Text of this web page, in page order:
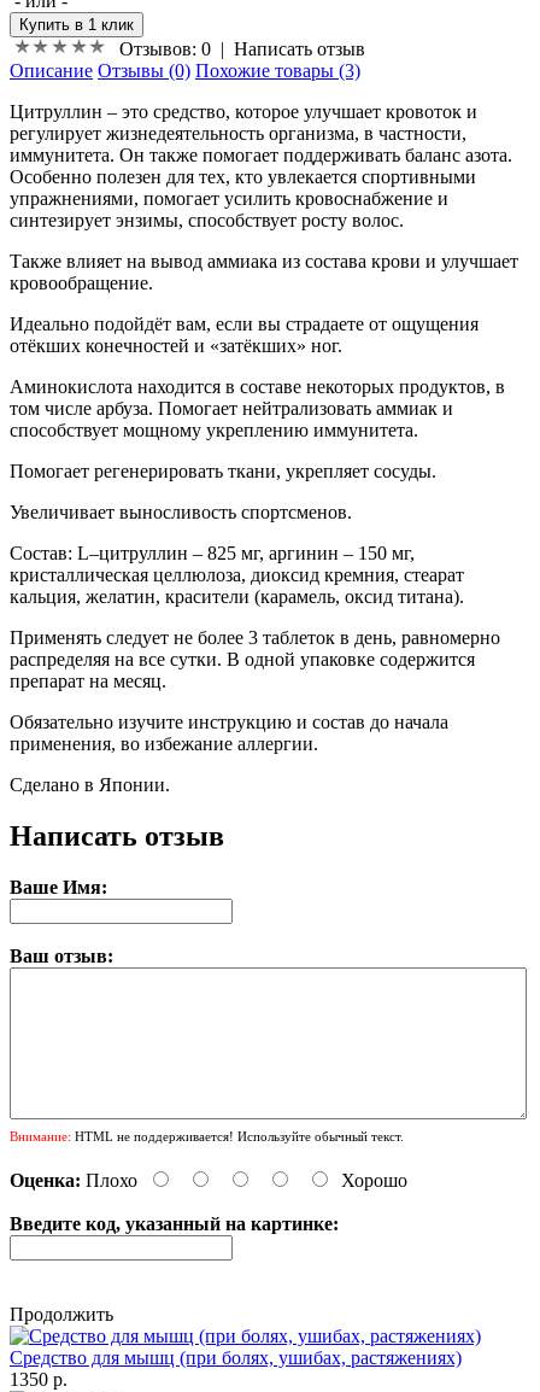
Отзывов: 0 | Написать отзыв
Описание Отзывы (0) Похожие товары (3)
Цитруллин – это средство, которое улучшает кровоток и
регулирует жизнедеятельность организма, в частности,
иммунитета. Он также помогает поддерживать баланс азота.
Особенно полезен для тех, кто увлекается спортивными
упражнениями, помогает усилить кровоснабжение и
синтезирует энзимы, способствует росту волос.
Также влияет на вывод аммиака из состава крови и улучшает
кровообращение.
Идеально подойдёт вам, если вы страдаете от ощущения
отёкших конечностей и «затёкших» ног.
Аминокислота находится в составе некоторых продуктов, в
том числе арбуза. Помогает нейтрализовать аммиак и
способствует мощному укреплению иммунитета.
Помогает регенерировать ткани, укрепляет сосуды.
Увеличивает выносливость спортсменов.
Состав: L–цитруллин – 825 мг, аргинин – 150 мг,
кристаллическая целлюлоза, диоксид кремния, стеарат
кальция, желатин, красители (карамель, оксид титана).
Применять следует не более 3 таблеток в день, равномерно
распределяя на все сутки. В одной упаковке содержится
препарат на месяц.
Обязательно изучите инструкцию и состав до начала
применения, во избежание аллергии.
Сделано в Японии.
Написать отзыв
Ваше Имя:
Ваш отзыв:
Внимание: HTML не поддерживается! Используйте обычный текст.
Оценка: Плохо Хорошо
Введите код, указанный на картинке:
Продолжить
Cредство для мышц (при болях, ушибах, растяжениях)
1350 р.